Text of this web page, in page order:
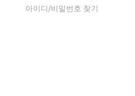
아이디/비밀번호 찾기